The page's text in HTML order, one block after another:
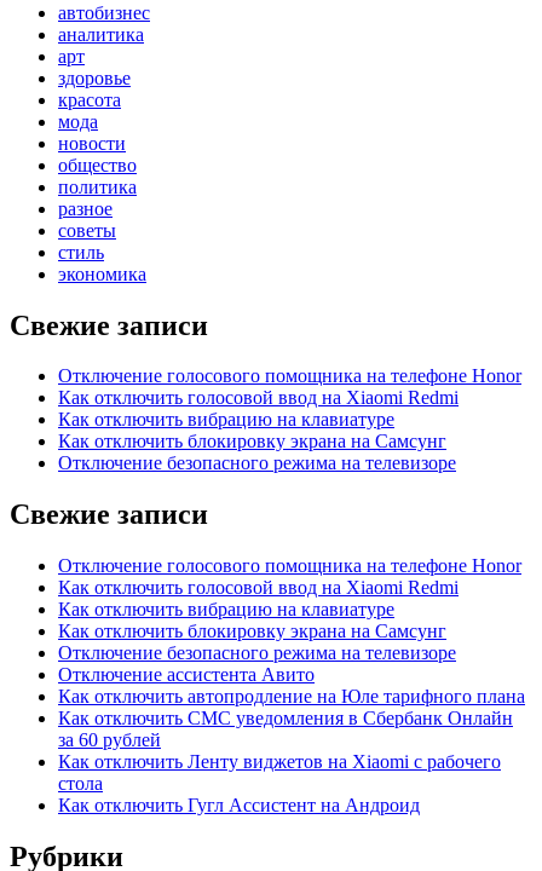
автобизнес
аналитика
арт
здоровье
красота
мода
новости
общество
политика
разное
советы
стиль
экономика
Свежие записи
Отключение голосового помощника на телефоне Honor
Как отключить голосовой ввод на Xiaomi Redmi
Как отключить вибрацию на клавиатуре
Как отключить блокировку экрана на Самсунг
Отключение безопасного режима на телевизоре
Свежие записи
Отключение голосового помощника на телефоне Honor
Как отключить голосовой ввод на Xiaomi Redmi
Как отключить вибрацию на клавиатуре
Как отключить блокировку экрана на Самсунг
Отключение безопасного режима на телевизоре
Отключение ассистента Авито
Как отключить автопродление на Юле тарифного плана
Как отключить СМС уведомления в Сбербанк Онлайн
за 60 рублей
Как отключить Ленту виджетов на Xiaomi с рабочего
стола
Как отключить Гугл Ассистент на Андроид
Рубрики